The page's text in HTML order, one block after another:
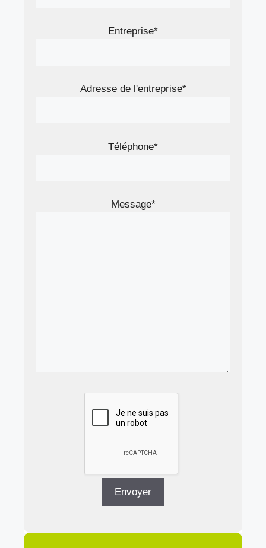
Entreprise*
Adresse de l'entreprise*
Téléphone*
Message*